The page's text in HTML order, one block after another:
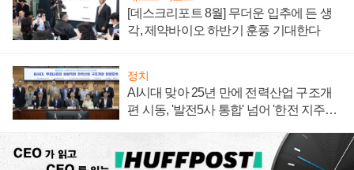
[데스크리포트 8월] 무더운 입추에 든 생
각, 제약바이오 하반기 훈풍 기대한다
정치
AI시대 맞아 25년 만에 전력산업 구조개
편 시동, '발전5사 통합' 넘어 '한전 지주사'